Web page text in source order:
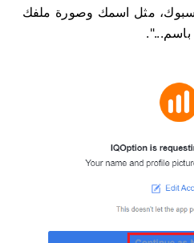
مثل اسمك وصورة ملفك